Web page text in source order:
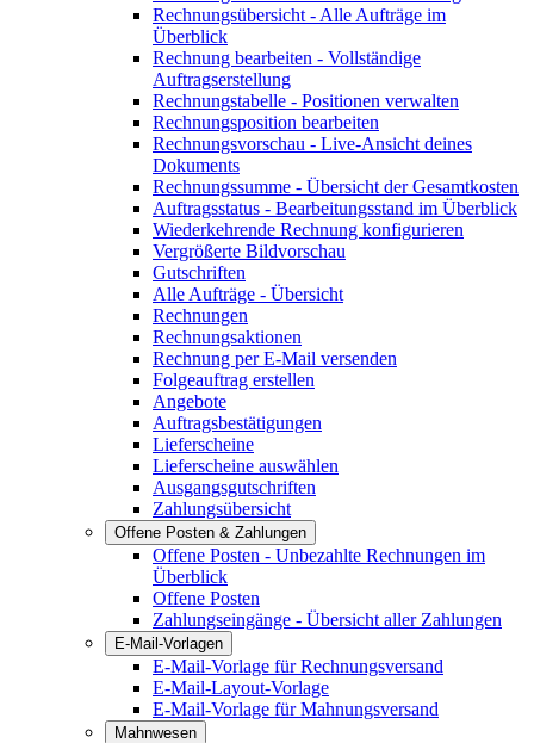
Rechnungsübersicht - Alle Aufträge im
Überblick
Rechnung bearbeiten - Vollständige
Auftragserstellung
Rechnungstabelle - Positionen verwalten
Rechnungsposition bearbeiten
Rechnungsvorschau - Live-Ansicht deines
Dokuments
Rechnungssumme - Übersicht der Gesamtkosten
Auftragsstatus - Bearbeitungsstand im Überblick
Wiederkehrende Rechnung konfigurieren
Vergrößerte Bildvorschau
Gutschriften
Alle Aufträge - Übersicht
Rechnungen
Rechnungsaktionen
Rechnung per E-Mail versenden
Folgeauftrag erstellen
Angebote
Auftragsbestätigungen
Lieferscheine
Lieferscheine auswählen
Ausgangsgutschriften
Zahlungsübersicht
Offene Posten & Zahlungen
Offene Posten - Unbezahlte Rechnungen im
Überblick
Offene Posten
Zahlungseingänge - Übersicht aller Zahlungen
E-Mail-Vorlagen
E-Mail-Vorlage für Rechnungsversand
E-Mail-Layout-Vorlage
E-Mail-Vorlage für Mahnungsversand
Mahnwesen